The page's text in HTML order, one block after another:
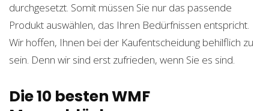
durchgesetzt. Somit müssen Sie nur das passende
Produkt auswählen, das Ihren Bedürfnissen entspricht.
Wir hoffen, Ihnen bei der Kaufentscheidung behilflich zu
sein. Denn wir sind erst zufrieden, wenn Sie es sind.
Die 10 besten WMF